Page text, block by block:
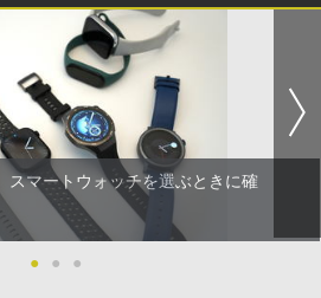
スマートウォッチを選ぶときに確
● ● ●